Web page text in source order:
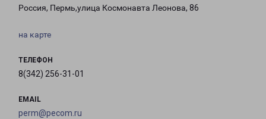
Россия, Пермь,улица Космонавта Леонова, 86
на карте
ТЕЛЕФОН
8(342) 256-31-01
EMAIL
perm@pecom.ru